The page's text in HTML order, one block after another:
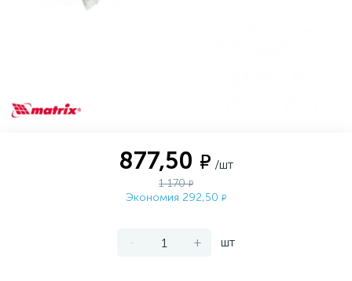
877,50 ₽ /шт
1 170₽
Экономия 292,50 ₽
- + шт